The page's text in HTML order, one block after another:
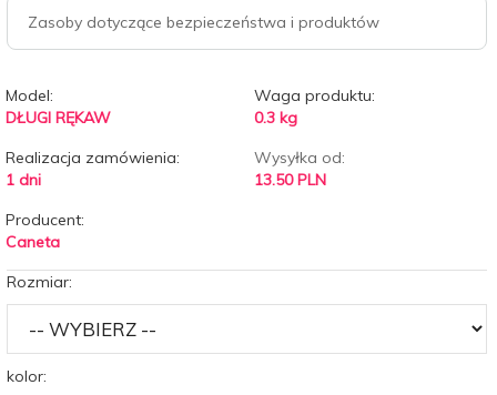
Zasoby dotyczące bezpieczeństwa i produktów
Model:
DŁUGI RĘKAW
Waga produktu:
0.3 kg
Realizacja zamówienia:
1 dni
Wysyłka od:
13.50 PLN
Producent:
Caneta
Rozmiar:
kolor: